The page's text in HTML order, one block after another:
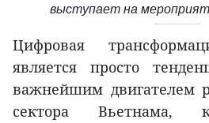
выступает на
Цифровая
является просто
важнейшим двигателем
сектора Вьетнама,